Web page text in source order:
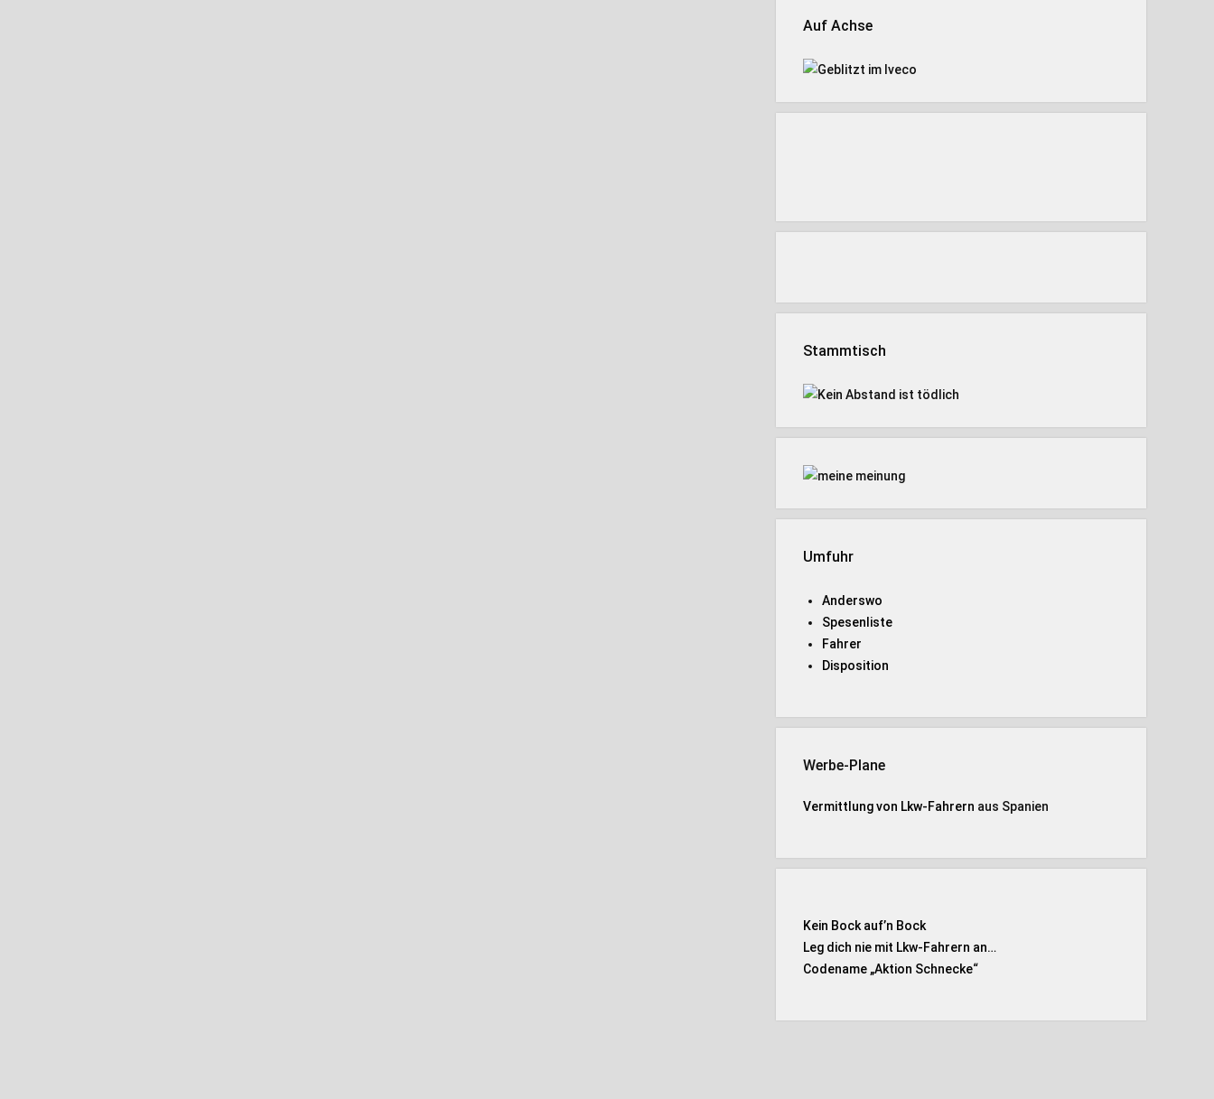
Auf Achse
Stammtisch
Umfuhr
Anderswo
Spesenliste
Fahrer
Disposition
Werbe-Plane
Vermittlung von Lkw-Fahrern aus Spanien
Kein Bock auf’n Bock
Leg dich nie mit Lkw-Fahrern an…
Codename „Aktion Schnecke“